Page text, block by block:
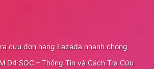
cứu đơn hàng Lazada nhanh chóng
D4 SOC – Thông Tin và Cách Tra Cứu